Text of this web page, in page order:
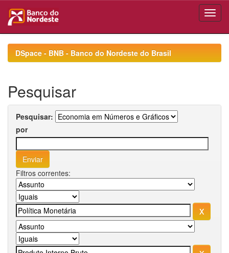
navigationDSpace - BNB - Banco do Nordeste do Brasil
Pesquisar
Pesquisar:
por
Filtros correntes: